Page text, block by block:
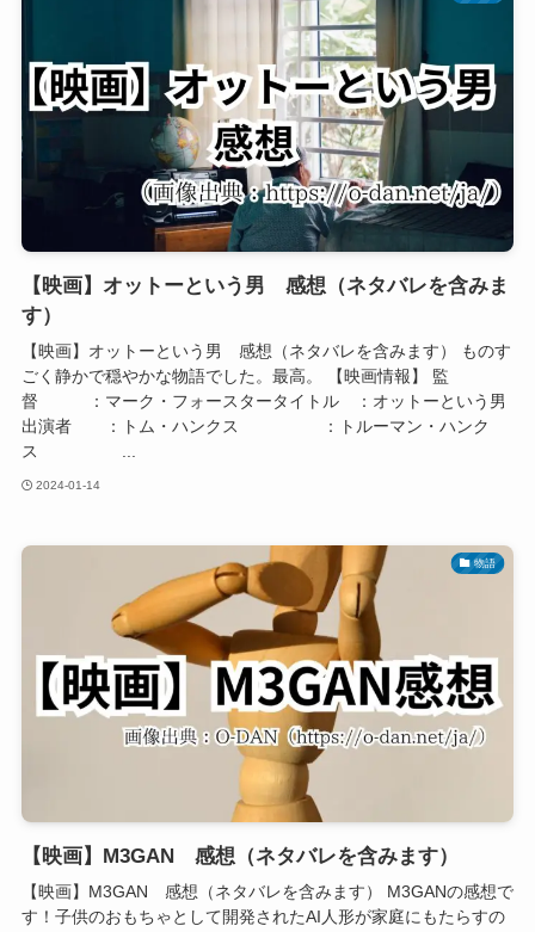
【映画】オットーという男 感想（ネタバレを含みま
す）
【映画】オットーという男 感想（ネタバレを含みます） ものす
ごく静かで穏やかな物語でした。最高。 【映画情報】 監
督 ：マーク・フォースタータイトル ：オットーという男
出演者 ：トム・ハンクス ：トルーマン・ハンク
ス ...
2024-01-14
物語
【映画】M3GAN 感想（ネタバレを含みます）
【映画】M3GAN 感想（ネタバレを含みます） M3GANの感想で
す！子供のおもちゃとして開発されたAI人形が家庭にもたらすの